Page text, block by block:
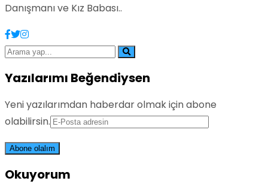
Danışmanı ve Kız Babası..
Yazılarımı Beğendiysen
Yeni yazılarımdan haberdar olmak için abone
olabilirsin.
Okuyorum